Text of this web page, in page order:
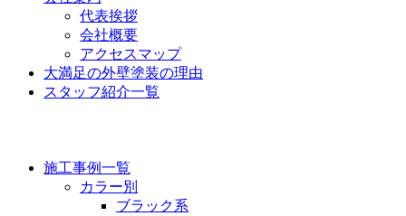
代表挨拶
会社概要
アクセスマップ
大満足の外壁塗装の理由
スタッフ紹介一覧
施工事例一覧
カラー別
ブラック系